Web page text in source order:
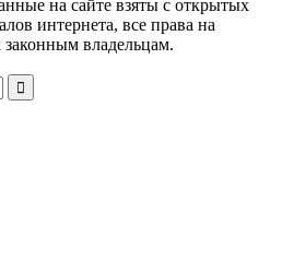
на сайте взяты с открытых
интернета, все права на
владельцам.